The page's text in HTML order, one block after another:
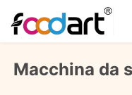
Macchina da